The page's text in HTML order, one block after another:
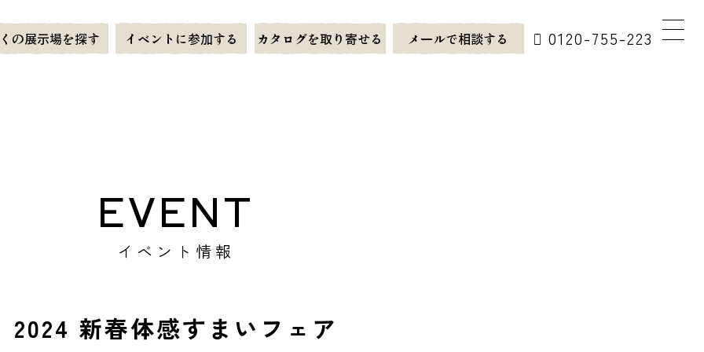
の展示場を探す イベントに参加する カタログを取り寄せる メールで相談する 0120-755-223
EVENT
イベント情報
2024 新春体感すまいフェア